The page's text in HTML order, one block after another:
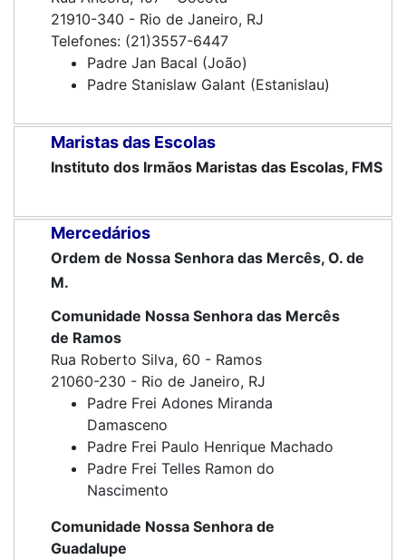
21910-340 - Rio de Janeiro, RJ
Telefones: (21)3557-6447
Padre Jan Bacal (João)
Padre Stanislaw Galant (Estanislau)
Maristas das Escolas
Instituto dos Irmãos Maristas das Escolas, FMS
Mercedários
Ordem de Nossa Senhora das Mercês, O. de
M.
Comunidade Nossa Senhora das Mercês
de Ramos
Rua Roberto Silva, 60 - Ramos
21060-230 - Rio de Janeiro, RJ
Padre Frei Adones Miranda
Damasceno
Padre Frei Paulo Henrique Machado
Padre Frei Telles Ramon do
Nascimento
Comunidade Nossa Senhora de
Guadalupe